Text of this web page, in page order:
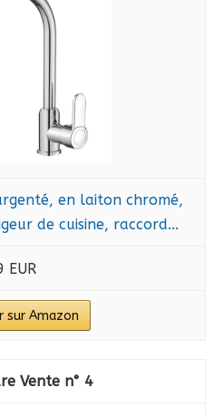
en laiton chromé,
de cuisine, raccord...
EUR
sur Amazon
4